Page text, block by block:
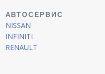
АВТОСЕРВИС
NISSAN
INFINITI
RENAULT